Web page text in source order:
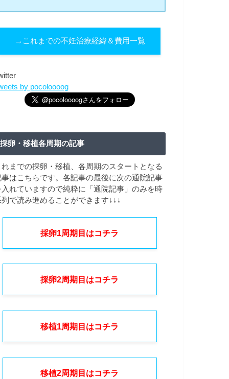
→これまでの不妊治療経緯＆費用一覧
by pocoloooog
採卵・移植各周期の記事
れまでの採卵・移植、各周期のスタートとなる
事はこちらです。各記事の最後に次の通院記事
入れていますので純粋に「通院記事」のみを時
列で読み進めることができます↓↓↓
採卵1周期目はコチラ
採卵2周期目はコチラ
移植1周期目はコチラ
移植2周期目はコチラ